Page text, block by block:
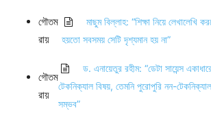
গৌতম
রায়
মাছুম বিল্লাহ: “শিক্ষা নিয়ে লেখালেখি
হয়তো সবসময় সেটি দৃশ্যমান হয় না”
গৌতম
রায়
ড. এনায়েতুর রহীম: “ডেটা সায়েন্স
টেকনিক্যাল বিষয়, তেমনি পুরোপুরি নন-টেকনিক্যাল
সম্ভব”